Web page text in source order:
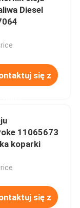
Diesel
się z
11065673
koparki
się z